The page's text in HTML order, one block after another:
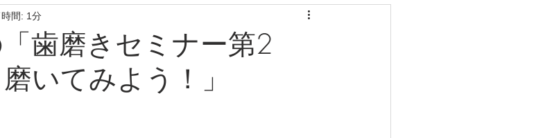
歯磨きセミナー第2
いてみよう！」
間: 1分